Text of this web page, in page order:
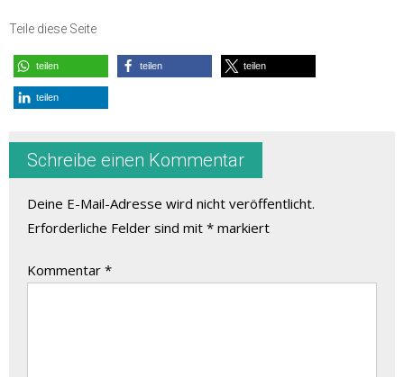
Teile diese Seite
teilen teilen teilen
teilen
Schreibe einen Kommentar
Deine E-Mail-Adresse wird nicht veröffentlicht.
Erforderliche Felder sind mit * markiert
Kommentar *